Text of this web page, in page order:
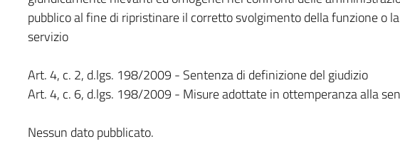
pubblico al fine di ripristinare il corretto svolgimento della funzione o
servizio
Art. 4, c. 2, d.lgs. 198/2009 - Sentenza di definizione del giudizio
Art. 4, c. 6, d.lgs. 198/2009 - Misure adottate in ottemperanza alla
Nessun dato pubblicato.